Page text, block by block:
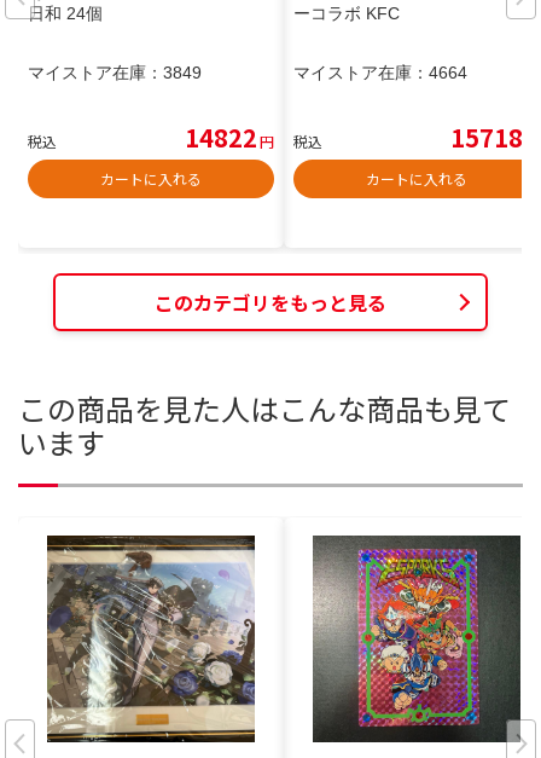
日和 24個
マイストア在庫： 3849
税込 14822円
カートに入れる
ーコラボ KFC
マイストア在庫： 4664
税込 15718
カートに入れる
このカテゴリをもっと見る
この商品を見た人はこんな商品も見て
います